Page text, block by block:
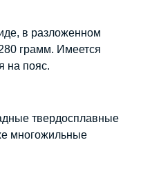
в разложенном
грамм. Имеется
на пояс.
твердосплавные
многожильные